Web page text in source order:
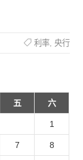
利率, 央行
五 六
1
7 8